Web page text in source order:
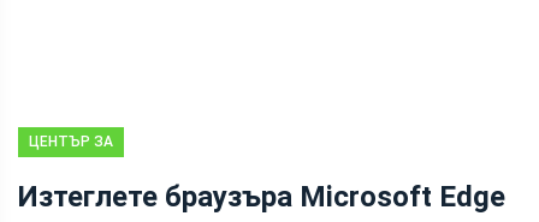
ЦЕНТЪР ЗА
MINITOOL
Изтеглете браузъра Microsoft Edge